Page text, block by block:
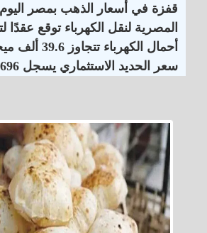
قفزة في أسعار الذهب بمصر اليوم 5 أغسطس 2026
المصرية لنقل الكهرباء توقع
أحمال الكهرباء تتجاوز 39.6 ألف ميجاوات خلال الموجة الحارة
سعر الحديد الاستثماري يسجل 38696 جنيهاً الأربعاء 5 أغسطس 2026